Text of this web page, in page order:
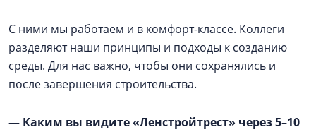
С ними мы работаем и в комфорт-классе. Коллеги
разделяют наши принципы и подходы к созданию
среды. Для нас важно, чтобы они сохранялись и
после завершения строительства.
— Каким вы видите «Ленстройтрест» через 5–10